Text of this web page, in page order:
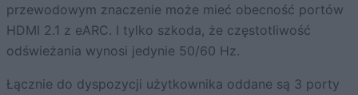
przewodowym znaczenie może mieć obecność portów
HDMI 2.1 z eARC. I tylko szkoda, że częstotliwość
odświeżania wynosi jedynie 50/60 Hz.
Łącznie do dyspozycji użytkownika oddane są 3 porty